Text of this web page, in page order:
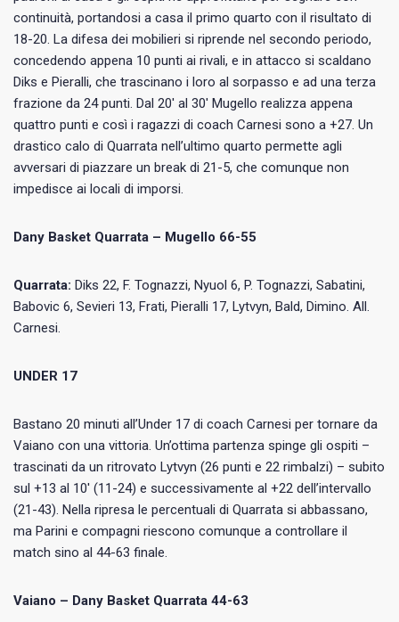
continuità, portandosi a casa il primo quarto con il risultato di
18-20. La difesa dei mobilieri si riprende nel secondo periodo,
concedendo appena 10 punti ai rivali, e in attacco si scaldano
Diks e Pieralli, che trascinano i loro al sorpasso e ad una terza
frazione da 24 punti. Dal 20′ al 30′ Mugello realizza appena
quattro punti e così i ragazzi di coach Carnesi sono a +27. Un
drastico calo di Quarrata nell’ultimo quarto permette agli
avversari di piazzare un break di 21-5, che comunque non
impedisce ai locali di imporsi.
Dany Basket Quarrata – Mugello 66-55
Quarrata: Diks 22, F. Tognazzi, ⁠Nyuol 6, P. Tognazzi, Sabatini,
⁠Babovic 6, Sevieri 13, ⁠Frati, Pieralli 17, Lytvyn, Bald, Dimino. All.
Carnesi.
UNDER 17
Bastano 20 minuti all’Under 17 di coach Carnesi per tornare da
Vaiano con una vittoria. Un’ottima partenza spinge gli ospiti –
trascinati da un ritrovato Lytvyn (26 punti e 22 rimbalzi) – subito
sul +13 al 10′ (11-24) e successivamente al +22 dell’intervallo
(21-43). Nella ripresa le percentuali di Quarrata si abbassano,
ma Parini e compagni riescono comunque a controllare il
match sino al 44-63 finale.
Vaiano – Dany Basket Quarrata 44-63